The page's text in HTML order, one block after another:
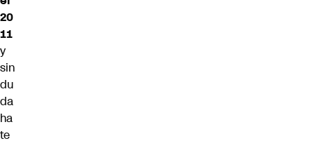
20
11
y
sin
du
da
ha
te